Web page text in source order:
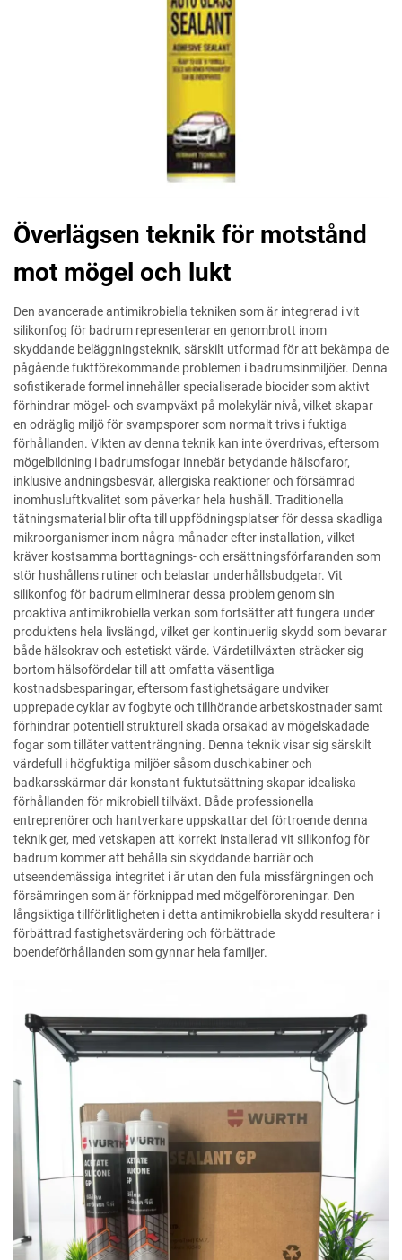
Överlägsen teknik för motstånd
mot mögel och lukt
Den avancerade antimikrobiella tekniken som är integrerad i vit
silikonfog för badrum representerar en genombrott inom
skyddande beläggningsteknik, särskilt utformad för att bekämpa de
pågående fuktförekommande problemen i badrumsinmiljöer. Denna
sofistikerade formel innehåller specialiserade biocider som aktivt
förhindrar mögel- och svampväxt på molekylär nivå, vilket skapar
en odräglig miljö för svampsporer som normalt trivs i fuktiga
förhållanden. Vikten av denna teknik kan inte överdrivas, eftersom
mögelbildning i badrumsfogar innebär betydande hälsofaror,
inklusive andningsbesvär, allergiska reaktioner och försämrad
inomhusluftkvalitet som påverkar hela hushåll. Traditionella
tätningsmaterial blir ofta till uppfödningsplatser för dessa skadliga
mikroorganismer inom några månader efter installation, vilket
kräver kostsamma borttagnings- och ersättningsförfaranden som
stör hushållens rutiner och belastar underhållsbudgetar. Vit
silikonfog för badrum eliminerar dessa problem genom sin
proaktiva antimikrobiella verkan som fortsätter att fungera under
produktens hela livslängd, vilket ger kontinuerlig skydd som bevarar
både hälsokrav och estetiskt värde. Värdetillväxten sträcker sig
bortom hälsofördelar till att omfatta väsentliga
kostnadsbesparingar, eftersom fastighetsägare undviker
upprepade cyklar av fogbyte och tillhörande arbetskostnader samt
förhindrar potentiell strukturell skada orsakad av mögelskadade
fogar som tillåter vattenträngning. Denna teknik visar sig särskilt
värdefull i högfuktiga miljöer såsom duschkabiner och
badkarsskärmar där konstant fuktutsättning skapar idealiska
förhållanden för mikrobiell tillväxt. Både professionella
entreprenörer och hantverkare uppskattar det förtroende denna
teknik ger, med vetskapen att korrekt installerad vit silikonfog för
badrum kommer att behålla sin skyddande barriär och
utseendemässiga integritet i år utan den fula missfärgningen och
försämringen som är förknippad med mögelföroreningar. Den
långsiktiga tillförlitligheten i detta antimikrobiella skydd resulterar i
förbättrad fastighetsvärdering och förbättrade
boendeförhållanden som gynnar hela familjer.